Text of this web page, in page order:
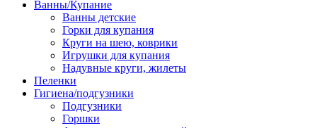
Ванны/Купание
Ванны детские
Горки для купания
Круги на шею, коврики
Игрушки для купания
Надувные круги, жилеты
Пеленки
Гигиена/подгузники
Подгузники
Горшки